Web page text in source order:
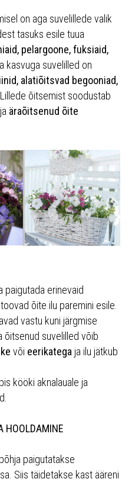
on aga suvelillede valik
tasuks esile tuua
pelargoone, fuksiaid,
kasvuga suvelilled on
alatiõitsvad begooniad,
õitsemist soodustab
ja äraõitsenud õite
paigutada erinevaid
õite ilu paremini esile.
vastu kuni järgmise
õitsenud suvelilled võib
või eerikatega ja ilu jätkub
kööki aknalauale ja
HOOLDAMINE
paigutatakse
Siis täidetakse kast ääreni